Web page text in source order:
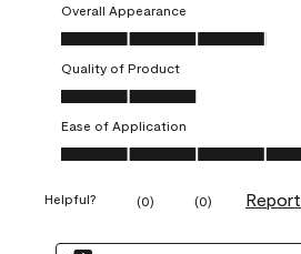
Overall Appearance
Overall Appearance, 3.0 out of 5
Quality of Product
Quality of Product, 2.0 out of 5
Ease of Application
Ease of Application, 4.0 out of 5
Helpful? (0) (0) Report